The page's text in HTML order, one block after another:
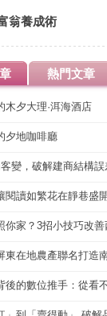
翁養成術
熱門文章
木夕大理·洱海酒店
夕地咖啡廳
變，破解建商結構
閱讀如繁花在靜巷盛開
你家？3招小技巧改
東在地農產聯名打造
後的數位推手：從看